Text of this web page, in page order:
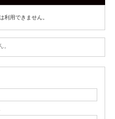
利用できません。